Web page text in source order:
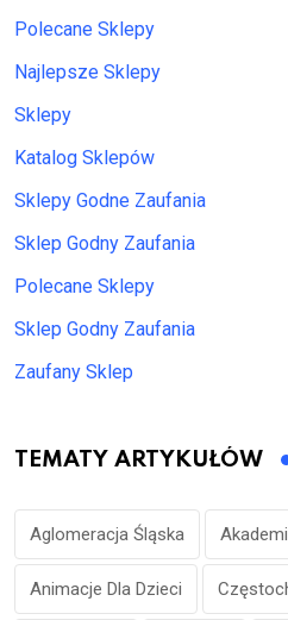
Polecane Sklepy
Najlepsze Sklepy
Sklepy
Katalog Sklepów
Sklepy Godne Zaufania
Sklep Godny Zaufania
Polecane Sklepy
Sklep Godny Zaufania
Zaufany Sklep
TEMATY ARTYKUŁÓW
Aglomeracja Śląska
Animacje Dla Dzieci